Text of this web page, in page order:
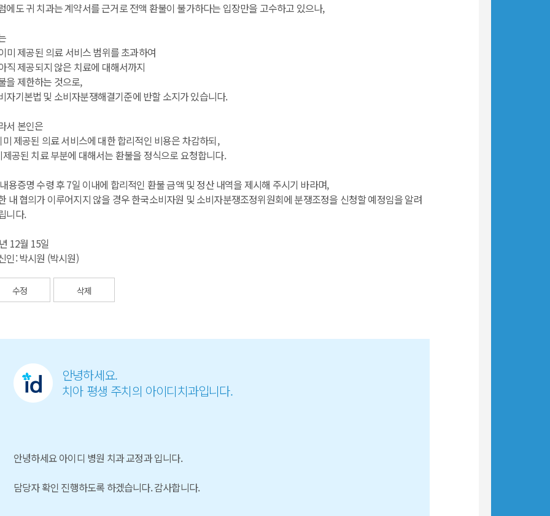
에도 귀 치과는 계약서를 근거로 전액 환불이 불가하다는 입장만을 고수하고 있으나,
미 제공된 의료 서비스 범위를 초과하여
직 제공되지 않은 치료에 대해서까지
을 제한하는 것으로,
자기본법 및 소비자분쟁해결기준에 반할 소지가 있습니다.
서 본인은
미 제공된 의료 서비스에 대한 합리적인 비용은 차감하되,
제공된 치료 부분에 대해서는 환불을 정식으로 요청합니다.
용증명 수령 후 7일 이내에 합리적인 환불 금액 및 정산 내역을 제시해 주시기 바라며,
내 협의가 이루어지지 않을 경우 한국소비자원 및 소비자분쟁조정위원회에 분쟁조정을 신청할 예정임을 알려
니다.
12월 15일
인: 박시원 (박시원)
수정 삭제
안녕하세요.
치아 평생 주치의 아이디치과입니다.
안녕하세요 아이디 병원 치과 교정과 입니다.
담당자 확인 진행하도록 하겠습니다. 감사합니다.